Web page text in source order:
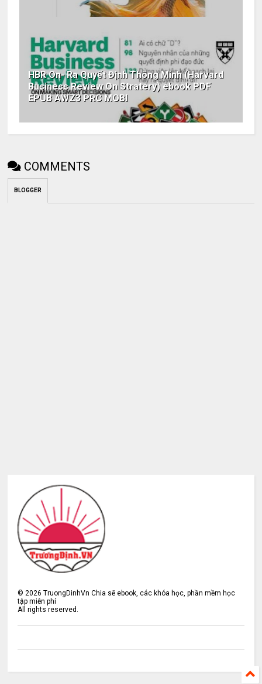
HBR On- Ra Quyết Định Thông Minh (Harvard
Business Review On Stratery) ebook PDF
EPUB AWZ3 PRC MOBI
COMMENTS
BLOGGER
©2026 TruongDinhVn Chia sẽ ebook, các khóa học, phần mềm học
tập miễn phí
All rights reserved.